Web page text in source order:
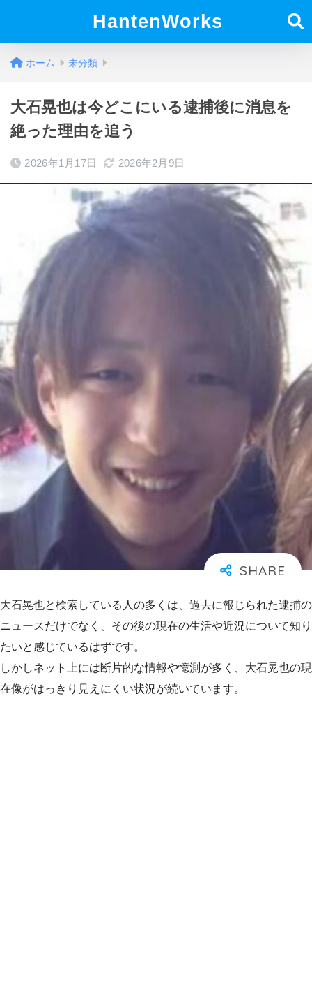
HantenWorks
ホーム 未分類
大石晃也は今どこにいる逮捕後に消息を
絶った理由を追う
2026年1月17日 2026年2月9日
大石晃也と検索している人の多くは、過去に報じられた逮捕の
ニュースだけでなく、その後の現在の生活や近況について知り
たいと感じているはずです。
しかしネット上には断片的な情報や憶測が多く、大石晃也の現
在像がはっきり見えにくい状況が続いています。